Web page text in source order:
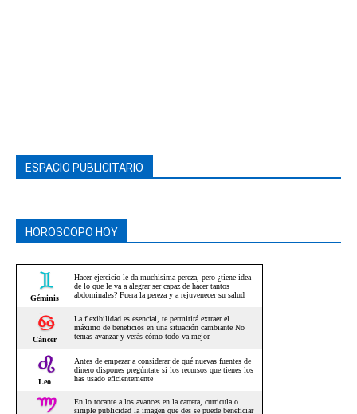
ESPACIO PUBLICITARIO
HOROSCOPO HOY